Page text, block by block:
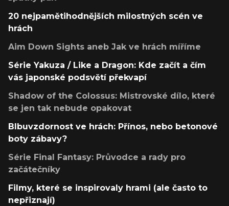
20 nejpamětihodnějších milostných scén ve
hrách
Aim Down Sights aneb Jak ve hrách míříme
Série Yakuza / Like a Dragon: Kde začít a čím
vás japonské podsvětí překvapí
Shadow of the Colossus: Mistrovské dílo, které
se jen tak nebude opakovat
Blbuvzdornost ve hrách: Přínos, nebo betonové
boty zábavy?
Série Final Fantasy: Průvodce a rady pro
začátečníky
Filmy, které se inspirovaly hrami (ale často to
nepřiznají)